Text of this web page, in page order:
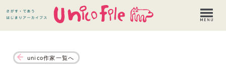
unico作家一覧へ